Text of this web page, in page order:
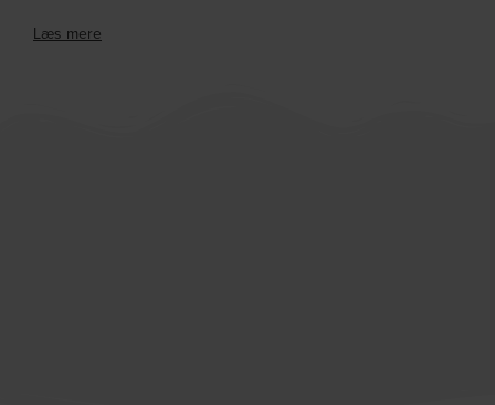
Læs mere